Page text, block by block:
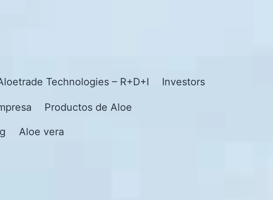
Technologies – R+D+I Investors
Productos de Aloe
Aloe vera